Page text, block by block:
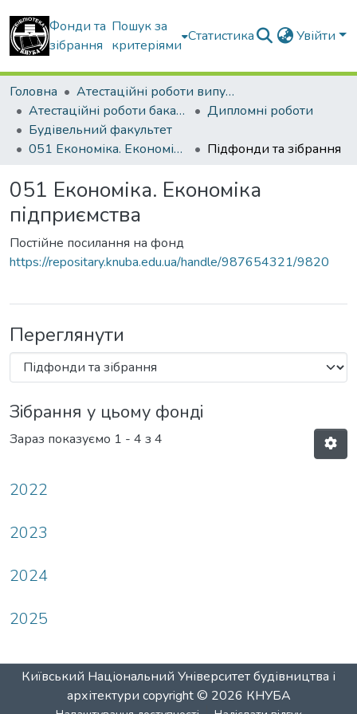
Фонди та
зібрання
Пошук за
критеріями
Статистика Увійти
Головна
Атестаційні роботи випускників
Атестаційні роботи бакалаврів
Дипломні роботи
Будівельний факультет
051 Економіка. Економіка підприємства
Підфонди та зібрання
051 Економіка. Економіка
підприємства
Постійне посилання на фонд
https://repositary.knuba.edu.ua/handle/987654321/9820
Переглянути
Зібрання у цьому фонді
Зараз показуємо 1 - 4 з 4
2022
2023
2024
2025
Київський Національний Університет будівництва і
архітектури copyright © 2026 КНУБА